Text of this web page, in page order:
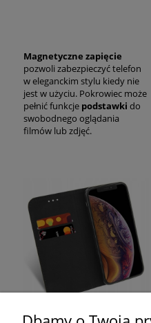
Magnetyczne zapięcie
pozwoli zabezpieczyć telefon
w eleganckim stylu kiedy nie
jest w użyciu. Pokrowiec może
pełnić funkcje podstawki do
swobodnego oglądania
filmów lub zdjęć.